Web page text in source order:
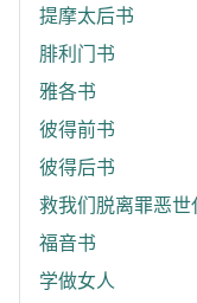
提摩太后书
腓利门书
雅各书
彼得前书
彼得后书
救我们脱离罪恶世
福音书
学做女人